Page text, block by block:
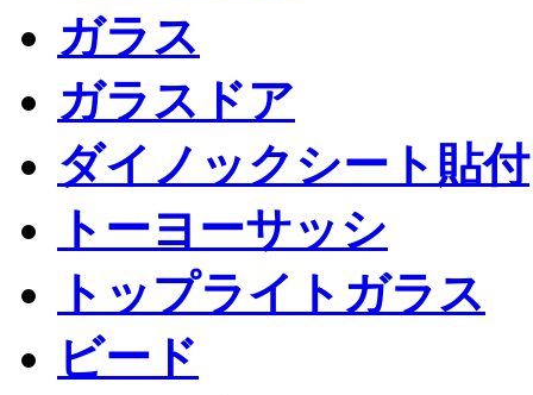
ガラス
ガラスドア
ダイノックシート貼付
トーヨーサッシ
トップライトガラス
ビード